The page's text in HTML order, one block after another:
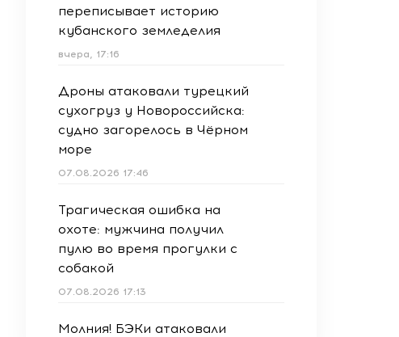
переписывает историю
кубанского земледелия
вчера, 17:16
Дроны атаковали турецкий
сухогруз у Новороссийска:
судно загорелось в Чёрном
море
07.08.2026 17:46
Трагическая ошибка на
охоте: мужчина получил
пулю во время прогулки с
собакой
07.08.2026 17:13
Молния! БЭКи атаковали